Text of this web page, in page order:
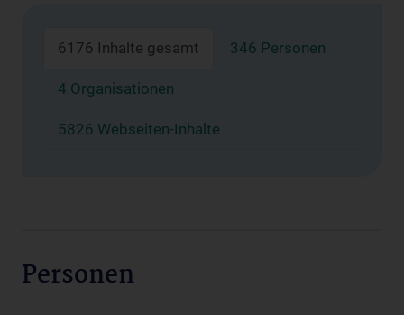
6176 Inhalte gesamt 346 Personen
4 Organisationen
5826 Webseiten-Inhalte
Personen